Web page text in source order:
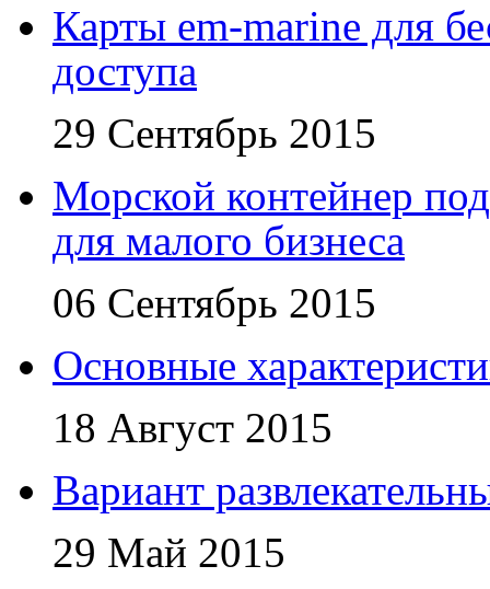
Карты em-marine для
доступа
29 Сентябрь 2015
Морской контейнер
для малого бизнеса
06 Сентябрь 2015
Основные
18 Август 2015
Вариант
29 Май 2015